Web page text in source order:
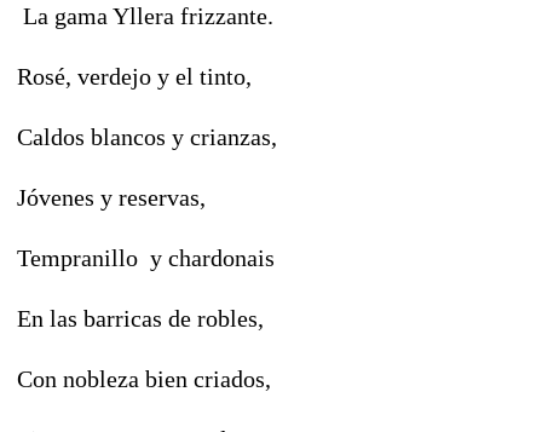
La gama Yllera frizzante.
Rosé, verdejo y el tinto,
Caldos blancos y crianzas,
Jóvenes y reservas,
Tempranillo y chardonais
En las barricas de robles,
Con nobleza bien criados,